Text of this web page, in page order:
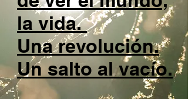
la vida.
Una revolución.
Un salto al vacío.